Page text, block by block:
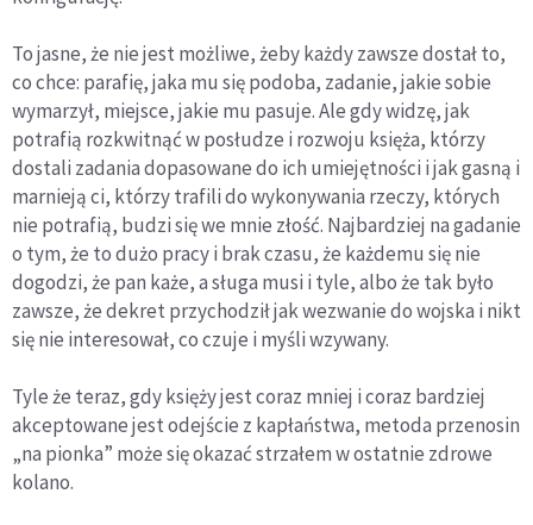
To jasne, że nie jest możliwe, żeby każdy zawsze dostał to,
co chce: parafię, jaka mu się podoba, zadanie, jakie sobie
wymarzył, miejsce, jakie mu pasuje. Ale gdy widzę, jak
potrafią rozkwitnąć w posłudze i rozwoju księża, którzy
dostali zadania dopasowane do ich umiejętności i jak gasną i
marnieją ci, którzy trafili do wykonywania rzeczy, których
nie potrafią, budzi się we mnie złość. Najbardziej na gadanie
o tym, że to dużo pracy i brak czasu, że każdemu się nie
dogodzi, że pan każe, a sługa musi i tyle, albo że tak było
zawsze, że dekret przychodził jak wezwanie do wojska i nikt
się nie interesował, co czuje i myśli wzywany.
Tyle że teraz, gdy księży jest coraz mniej i coraz bardziej
akceptowane jest odejście z kapłaństwa, metoda przenosin
„na pionka” może się okazać strzałem w ostatnie zdrowe
kolano.